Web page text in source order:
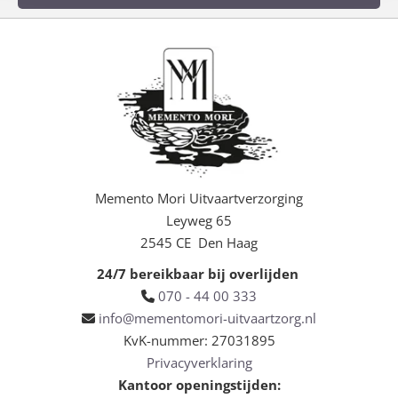
Memento Mori Uitvaartverzorging
Leyweg 65
2545 CE Den Haag
24/7 bereikbaar bij overlijden
 070 - 44 00 333
 info@mementomori-uitvaartzorg.nl
KvK-nummer: 27031895
Privacyverklaring
Kantoor openingstijden: